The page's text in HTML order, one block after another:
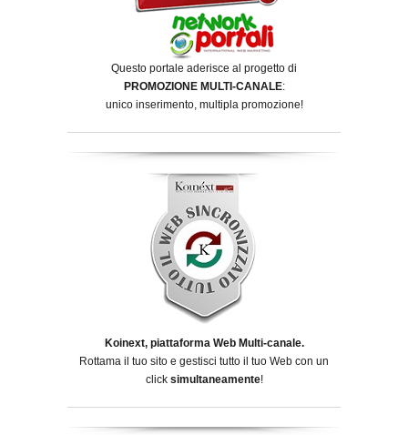
Questo portale aderisce al progetto di
PROMOZIONE MULTI-CANALE:
unico inserimento, multipla promozione!
Koinext, piattaforma Web Multi-canale.
Rottama il tuo sito e gestisci tutto il tuo Web con un
click simultaneamente!